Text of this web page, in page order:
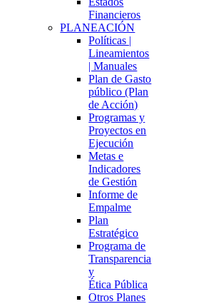
Financieros
PLANEACIÓN
Políticas |
Lineamientos
| Manuales
Plan de Gasto
público (Plan
de Acción)
Programas y
Proyectos en
Ejecución
Metas e
Indicadores
de Gestión
Informe de
Empalme
Plan
Estratégico
Programa de
Transparencia
y
Ética Pública
Otros Planes